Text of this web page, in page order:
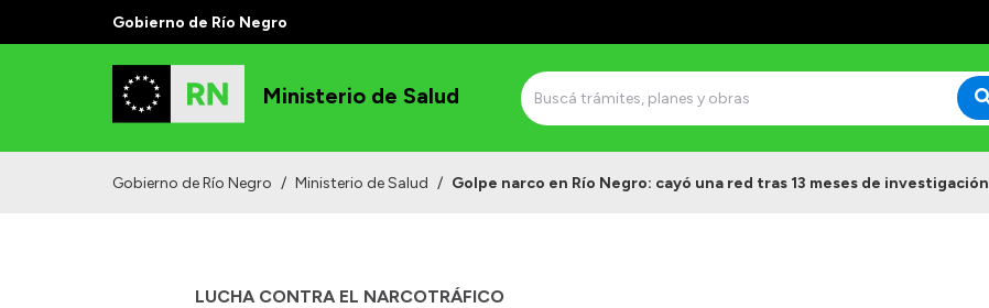
Gobierno de Río Negro
Ministerio de Salud
Gobierno de Río Negro / Ministerio de Salud / Golpe narco en Río Negro: cayó una red tras 13 meses de investigación
LUCHA CONTRA EL NARCOTRÁFICO